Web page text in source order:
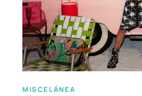
MISCELÁNEA